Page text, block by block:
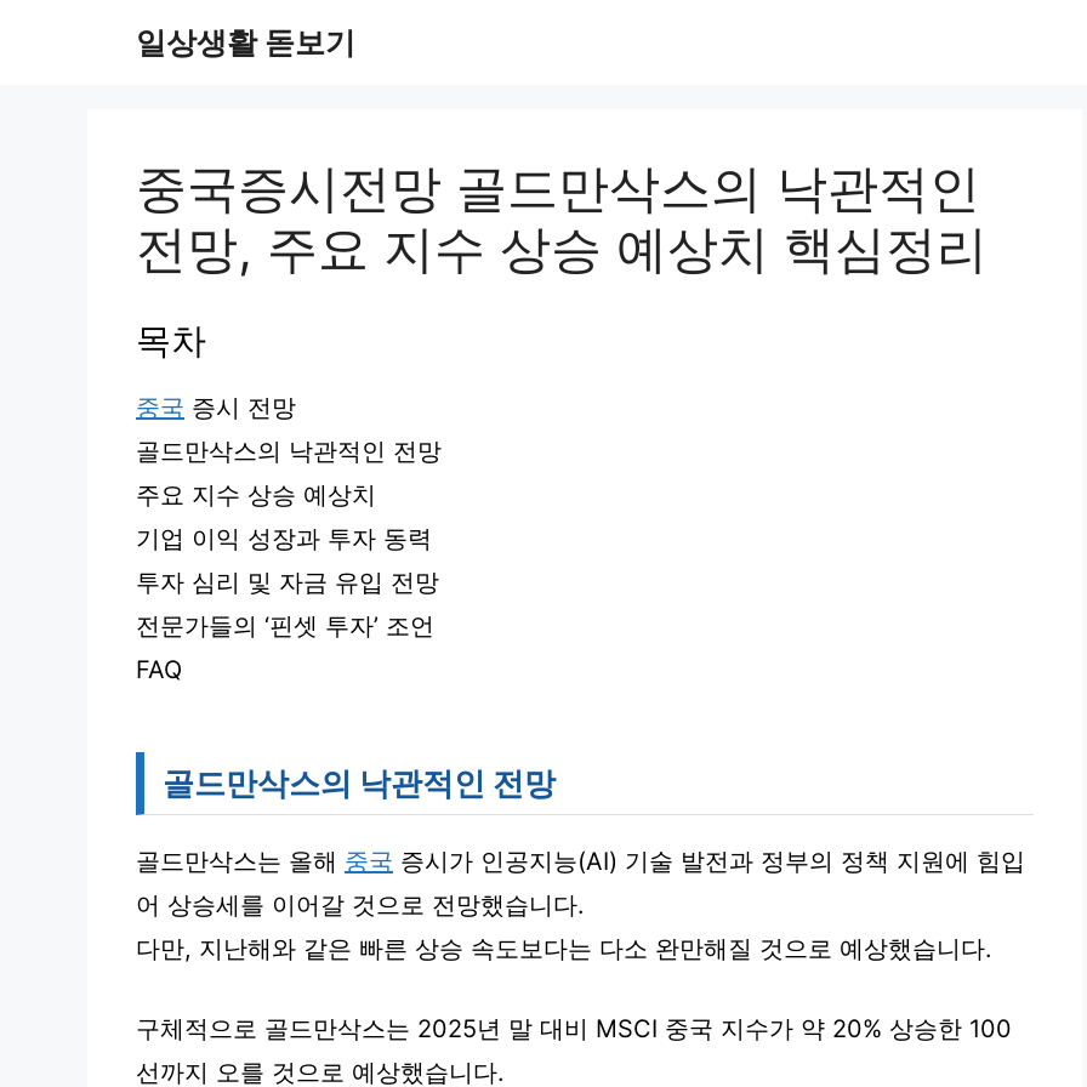
일상생활 돋보기
중국증시전망 골드만삭스의 낙관적인
전망, 주요 지수 상승 예상치 핵심정리
목차
중국 증시 전망
골드만삭스의 낙관적인 전망
주요 지수 상승 예상치
기업 이익 성장과 투자 동력
투자 심리 및 자금 유입 전망
전문가들의 ‘핀셋 투자’ 조언
FAQ
골드만삭스의 낙관적인 전망
골드만삭스는 올해 중국 증시가 인공지능(AI) 기술 발전과 정부의 정책 지원에 힘입
어 상승세를 이어갈 것으로 전망했습니다.
다만, 지난해와 같은 빠른 상승 속도보다는 다소 완만해질 것으로 예상했습니다.
구체적으로 골드만삭스는 2025년 말 대비 MSCI 중국 지수가 약 20% 상승한 100
선까지 오를 것으로 예상했습니다.